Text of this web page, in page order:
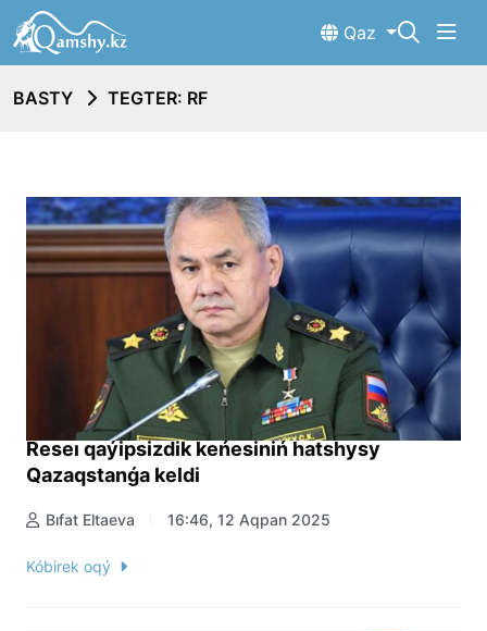
Qaz
BASTY TEGTER: RF
Reseı qaýipsizdik keńesiniń hatshysy
Qazaqstanǵa keldi
Bıfat Eltaeva 16:46, 12 Aqpan 2025
Kóbirek oqý